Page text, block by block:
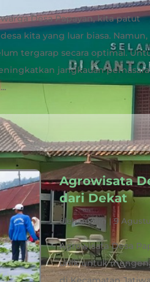
Desa Papayan, kita patut
kita yang luar biasa. Namun,
tergarap secara optimal.
jangkauan
Agrowisata
dari Dekat
olehadmin |9
Agrowisata Desa
unik untuk